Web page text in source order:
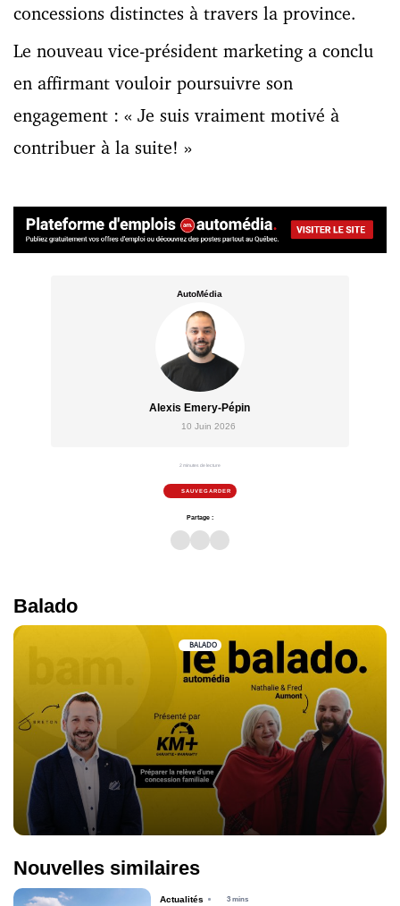
AutoMédia
Alexis Emery-Pépin
10 Juin 2026
2 minutes de lecture
SAUVEGARDER
Partage :
concessions distinctes à travers la province.
Le nouveau vice-président marketing a conclu
en affirmant vouloir poursuivre son
engagement : « Je suis vraiment motivé à
contribuer à la suite! »
Balado
BALADO
Nouvelles similaires
Actualités 3 mins